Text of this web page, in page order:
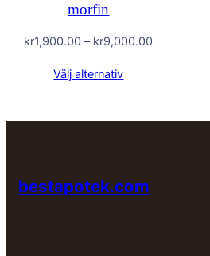
morfin
kr1,900.00 – kr9,000.00Prisintervall:
Välj alternativ
bestapotek.com